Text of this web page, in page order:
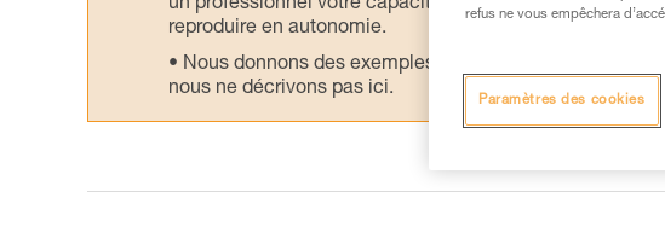
un professionnel votre capacité à refaire la
reproduire en autonomie.
Nous donnons des exemples de techniques liées à
nous ne décrivons pas ici.
refus ne vous empêchera
Paramètres des cookies